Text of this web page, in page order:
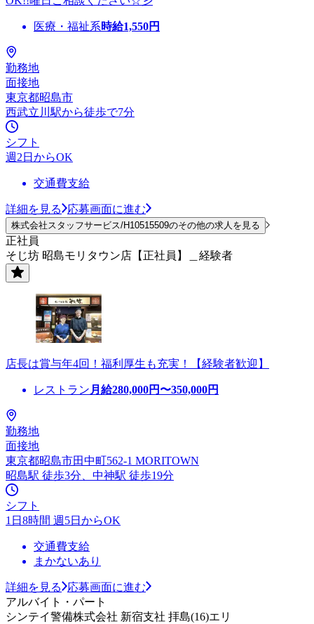
医療・福祉系時給1,550円
勤務地
面接地
東京都昭島市
西武立川駅から徒歩で7分
シフト
週2日からOK
交通費支給
詳細を見る 応募画面に進む
株式会社スタッフサービス/H10515509のその他の求人を見る
正社員
そじ坊 昭島モリタウン店【正社員】＿経験者
店長は賞与年4回！福利厚生も充実！【経験者歓迎】
レストラン 月給280,000円〜350,000円
勤務地
面接地
東京都昭島市田中町562-1 MORITOWN
昭島駅 徒歩3分、中神駅 徒歩19分
シフト
1日8時間 週5日からOK
交通費支給
まかないあり
詳細を見る
応募画面に進む
アルバイト・パート
シンテイ警備株式会社 新宿支社 拝島(16)エリ